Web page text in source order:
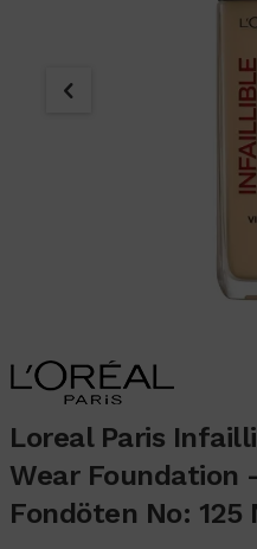
Loreal Paris
Wear Foundation -
Fondöten No: 125